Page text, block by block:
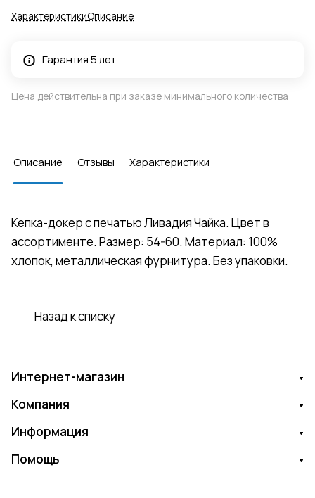
ХарактеристикиОписание
Гарантия 5 лет
Цена действительна при заказе минимального количества
Описание Отзывы Характеристики
Кепка-докер с печатью Ливадия Чайка. Цвет в
ассортименте. Размер: 54-60. Материал: 100%
хлопок, металлическая фурнитура. Без упаковки.
Назад к списку
Интернет-магазин
Компания
Информация
Помощь